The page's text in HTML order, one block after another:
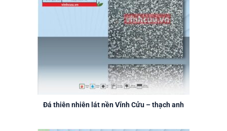
Đá thiên nhiên lát nền Vĩnh Cửu – thạch anh